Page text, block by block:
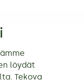
löydät
Tekova